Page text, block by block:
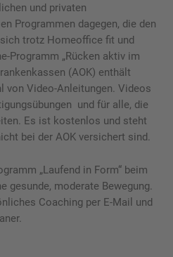
und privaten
Programmen dagegen, die den
trotz Homeoffice fit und
Programm „Rücken aktiv im
(AOK) enthält
von Video-Anleitungen. Videos
und für alle, die
Es ist kostenlos und steht
bei der AOK versichert sind.
„Laufend in Form“ beim
gesunde, moderate Bewegung.
Coaching per E-Mail und